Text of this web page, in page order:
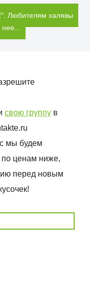
Любителям халявы
свою группу в
мы будем
ценам ниже,
перед новым